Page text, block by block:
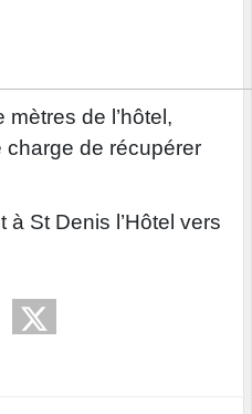
de l’hôtel,
charge de récupérer
St Denis l’Hôtel vers